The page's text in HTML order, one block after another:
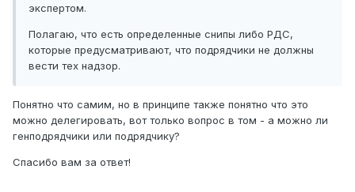
экспертом.
Полагаю, что есть определенные снипы либо РДС,
которые предусматривают, что подрядчики не должны
вести тех надзор.
Понятно что самим, но в принципе также понятно что это
можно делегировать, вот только вопрос в том - а можно ли
генподрядчики или подрядчику?
Спасибо вам за ответ!